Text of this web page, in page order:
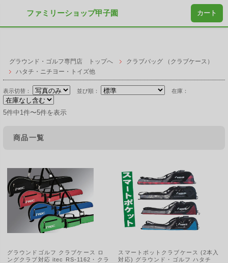
グラウンド・ゴルフ専門店 トップへ
クラブバッグ （クラブケース）
ハタチ・ニチヨー・トイズ他
表示切替： 並び順： 在庫：
5件中1件〜5件を表示
商品一覧
グラウンドゴルフ クラブケース ロ
ングクラブ対応 itec RS-1162・クラ
スマートポットクラブケース (2本入
対応) グラウンド・ゴルフ ハタチ
ファミリーショップ甲子園 カート